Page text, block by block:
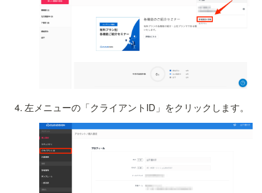
左メニューの「クライアントID」をクリックします。